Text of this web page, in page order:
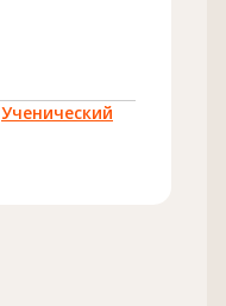
Ученический